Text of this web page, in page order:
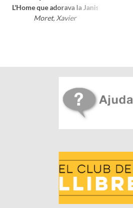
L'Home que adorava la Janis Joplin
Moret, Xavier